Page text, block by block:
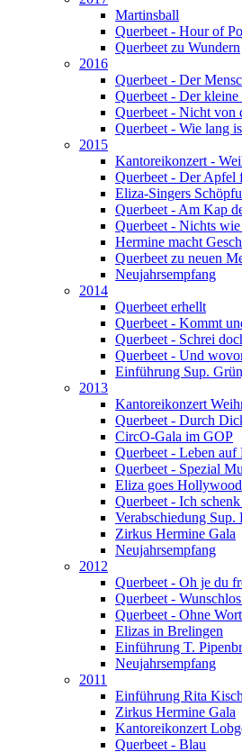
Martinsball
Querbeet - Hour of
Querbeet zu Wundern
2016
Querbeet - Der
Querbeet - Der kleine
Querbeet - Nicht von
Querbeet - Wie lang
2015
Kantoreikonzert -
Querbeet - Der Apfel
Eliza-Singers
Querbeet - Am Kap
Querbeet - Nichts wie
Hermine macht
Querbeet zu neuen
Neujahrsempfang
2014
Querbeet erhellt
Querbeet - Kommt
Querbeet - Schrei
Querbeet - Und
Einführung Sup.
2013
Kantoreikonzert
Querbeet - Durch
CircO-Gala im GOP
Querbeet - Leben auf
Querbeet - Spezial
Eliza goes Hollywood
Querbeet - Ich
Verabschiedung Sup.
Zirkus Hermine Gala
Neujahrsempfang
2012
Querbeet - Oh je du
Querbeet -
Querbeet - Ohne
Elizas in Brelingen
Einführung T.
Neujahrsempfang
2011
Einführung Rita
Zirkus Hermine Gala
Kantoreikonzert
Querbeet - Blau